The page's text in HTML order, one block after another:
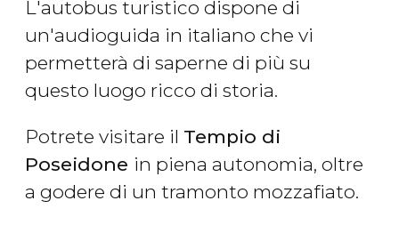
L'autobus turistico dispone di
un'audioguida in italiano che vi
permetterà di saperne di più su
questo luogo ricco di storia.
Potrete visitare il Tempio di
Poseidone in piena autonomia, oltre
a godere di un tramonto mozzafiato.